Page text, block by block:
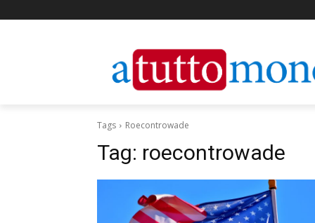
Tags Roecontrowade
Tag: roecontrowade